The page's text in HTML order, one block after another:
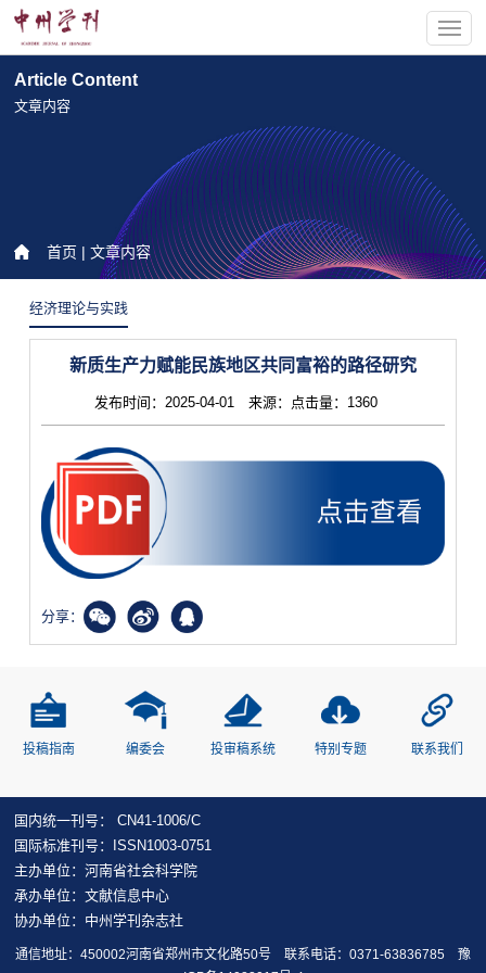
Article Content
文章内容
首页 | 文章内容
经济理论与实践
新质生产力赋能民族地区共同富裕的路径研究
发布时间：2025-04-01 来源：点击量：1360
分享：
投稿指南 编委会 投审稿系统 特别专题 联系我们
国内统一刊号： CN41-1006/C
国际标准刊号：ISSN1003-0751
主办单位：河南省社会科学院
承办单位：文献信息中心
协办单位：中州学刊杂志社
通信地址：450002河南省郑州市文化路50号 联系电话：0371-63836785 豫